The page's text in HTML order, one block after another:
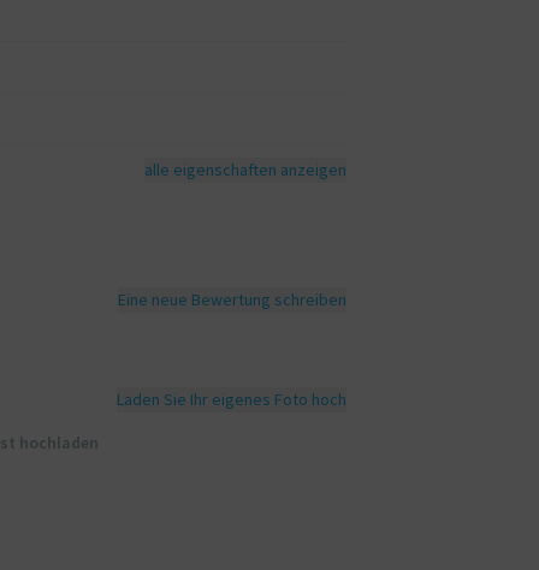
alle eigenschaften anzeigen
Eine neue Bewertung schreiben
Laden Sie Ihr eigenes Foto hoch
hochladen